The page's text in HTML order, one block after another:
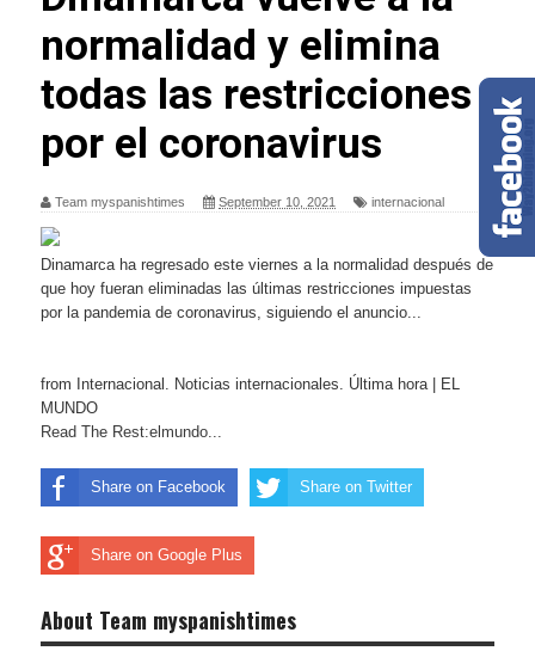
normalidad y elimina
todas las restricciones
por el coronavirus
Team myspanishtimes September 10, 2021 internacional
Dinamarca ha regresado este viernes a la normalidad después de
que hoy fueran eliminadas las últimas restricciones impuestas
por la pandemia de coronavirus, siguiendo el anuncio...
from Internacional. Noticias internacionales. Última hora | EL
MUNDO
Read The Rest:elmundo...
Share on Facebook Share on Twitter
Share on Google Plus
About Team myspanishtimes